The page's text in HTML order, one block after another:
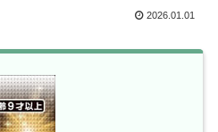
2026.01.01